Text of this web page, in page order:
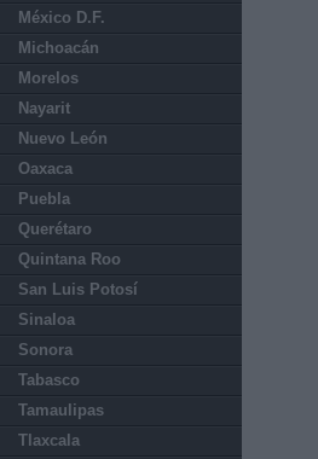
México D.F.
Michoacán
Morelos
Nayarit
Nuevo León
Oaxaca
Puebla
Querétaro
Quintana Roo
San Luis Potosí
Sinaloa
Sonora
Tabasco
Tamaulipas
Tlaxcala